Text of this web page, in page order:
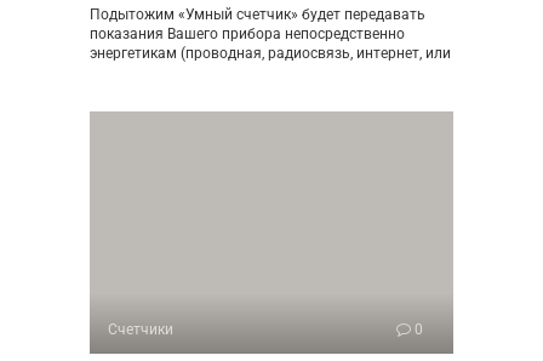
Подытожим «Умный счетчик» будет передавать
показания Вашего прибора непосредственно
энергетикам (проводная, радиосвязь, интернет, или
Счетчики 0